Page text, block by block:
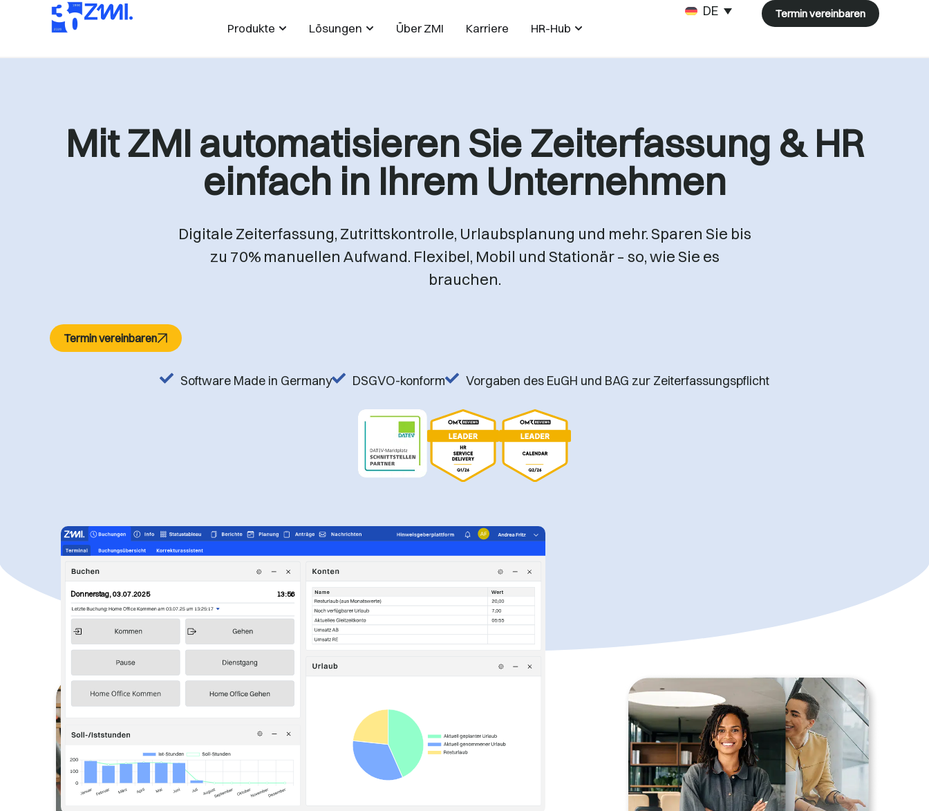
Produkte Lösungen Über ZMI Karriere HR-Hub
DEUTSCH Termin vereinbaren
Mit ZMI automatisieren Sie Zeiterfassung & HR
einfach in Ihrem Unternehmen
Digitale Zeiterfassung, Zutrittskontrolle, Urlaubsplanung und mehr. Sparen Sie bis
zu 70% manuellen Aufwand. Flexibel, Mobil und Stationär – so, wie Sie es
brauchen.
Termin vereinbaren
Software Made in Germany DSGVO-konform Vorgaben des EuGH und BAG zur Zeiterfassungspflicht
Donnerstag, 03.07.2025 13:56